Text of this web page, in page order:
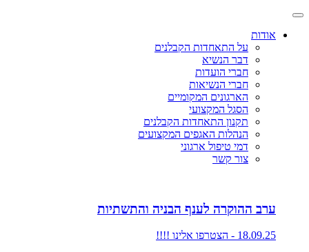
אודות
על התאחדות הקבלנים
דבר הנשיא
חברי הועדות
חברי הנשיאות
הארגונים המקומיים
הסגל המקצועי
תקנון התאחדות הקבלנים
הנהלות האגפים המקצועים
דמי טיפול ארגוני
צור קשר
ערב ההוקרה לענף הבניה והתשתיות
18.09.25 - הצטרפו אלינו !!!!